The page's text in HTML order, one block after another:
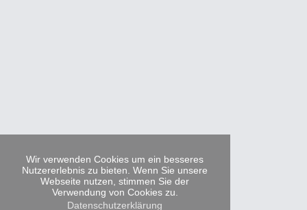
Wir verwenden Cookies um ein besseres
Nutzererlebnis zu bieten. Wenn Sie unsere
Webseite nutzen, stimmen Sie der
Verwendung von Cookies zu.
Datenschutzerklärung